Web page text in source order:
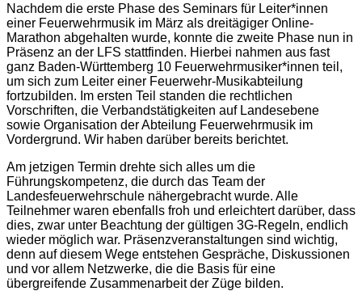
Nachdem die erste Phase des Seminars für Leiter*innen
einer Feuerwehrmusik im März als dreitägiger Online-
Marathon abgehalten wurde, konnte die zweite Phase nun in
Präsenz an der LFS stattfinden. Hierbei nahmen aus fast
ganz Baden-Württemberg 10 Feuerwehrmusiker*innen teil,
um sich zum Leiter einer Feuerwehr-Musikabteilung
fortzubilden. Im ersten Teil standen die rechtlichen
Vorschriften, die Verbandstätigkeiten auf Landesebene
sowie Organisation der Abteilung Feuerwehrmusik im
Vordergrund. Wir haben darüber bereits berichtet.
Am jetzigen Termin drehte sich alles um die
Führungskompetenz, die durch das Team der
Landesfeuerwehrschule nähergebracht wurde. Alle
Teilnehmer waren ebenfalls froh und erleichtert darüber, dass
dies, zwar unter Beachtung der gültigen 3G-Regeln, endlich
wieder möglich war. Präsenzveranstaltungen sind wichtig,
denn auf diesem Wege entstehen Gespräche, Diskussionen
und vor allem Netzwerke, die die Basis für eine
übergreifende Zusammenarbeit der Züge bilden.